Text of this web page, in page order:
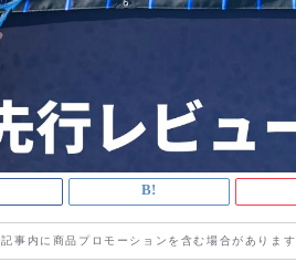
記事内に商品プロモーションを含む場合があります